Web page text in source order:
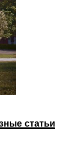
статьи